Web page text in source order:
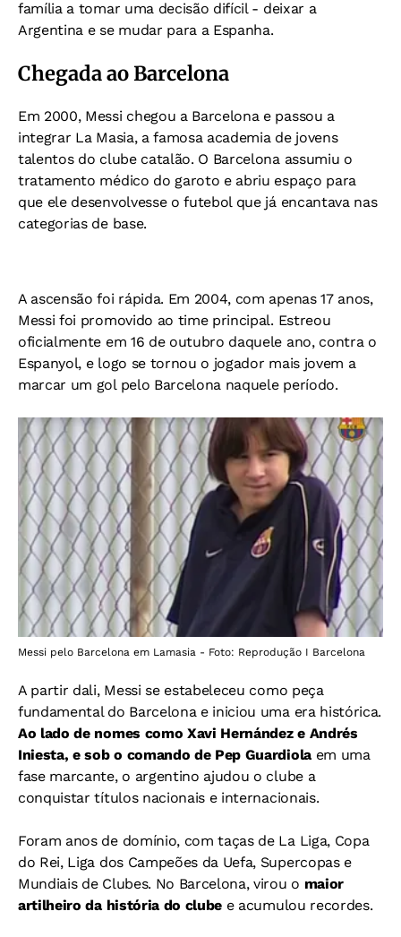
família a tomar uma decisão difícil - deixar a
Argentina e se mudar para a Espanha.
Chegada ao Barcelona
Em 2000, Messi chegou a Barcelona e passou a
integrar La Masia, a famosa academia de jovens
talentos do clube catalão. O Barcelona assumiu o
tratamento médico do garoto e abriu espaço para
que ele desenvolvesse o futebol que já encantava nas
categorias de base.
A ascensão foi rápida. Em 2004, com apenas 17 anos,
Messi foi promovido ao time principal. Estreou
oficialmente em 16 de outubro daquele ano, contra o
Espanyol, e logo se tornou o jogador mais jovem a
marcar um gol pelo Barcelona naquele período.
Messi pelo Barcelona em Lamasia - Foto: Reprodução I Barcelona
A partir dali, Messi se estabeleceu como peça
fundamental do Barcelona e iniciou uma era histórica.
Ao lado de nomes como Xavi Hernández e Andrés
Iniesta, e sob o comando de Pep Guardiolaem uma
fase marcante, o argentino ajudou o clube a
conquistar títulos nacionais e internacionais.
Foram anos de domínio, com taças de La Liga, Copa
do Rei, Liga dos Campeões da Uefa, Supercopas e
Mundiais de Clubes. No Barcelona, virou o maior
artilheiro da história do clube e acumulou recordes.